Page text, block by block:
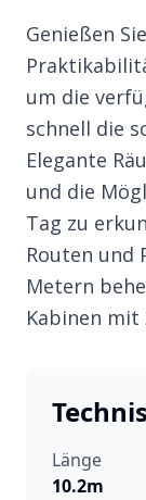
Genießen
um die
schnell die
Elegante
und die
Tag zu
Routen und
Metern
Kabinen mit
Länge
10.2m